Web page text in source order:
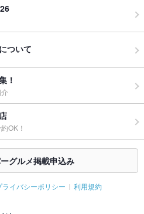
ついて
！
OK！
グルメ掲載申込み
ライバシーポリシー 利用規約